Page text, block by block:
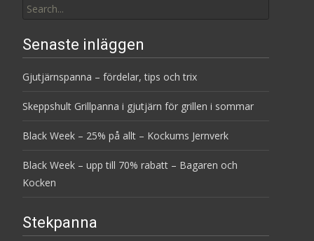
for:
Senaste inläggen
Gjutjärnspanna – fördelar, tips och trix
Skeppshult Grillpanna i gjutjärn för grillen i sommar
Black Week – 25% på allt – Kockums Jernverk
Black Week – upp till 70% rabatt – Bagaren och
Kocken
Stekpanna